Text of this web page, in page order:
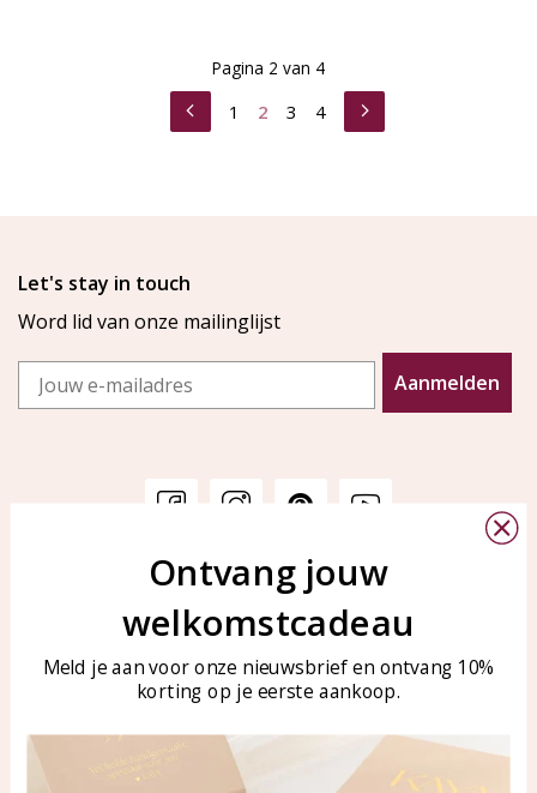
1 2 3 4
Pagina 2 van 4
Let's stay in touch
Word lid van onze mailinglijst
Email
Aanmelden
Veelgestelde vragen
Sieraden onderhouden
KAYA Sieraden
Bellen of WhatsApp Ma-Vr
tussen 09:00-17:00
Tel: 0850003187
WhatsApp: 0850003187
klantenservice@kayasierade
Ontvang jouw
welkomstcadeau
Meld je aan voor onze nieuwsbrief en ontvang 10%
korting op je eerste aankoop.